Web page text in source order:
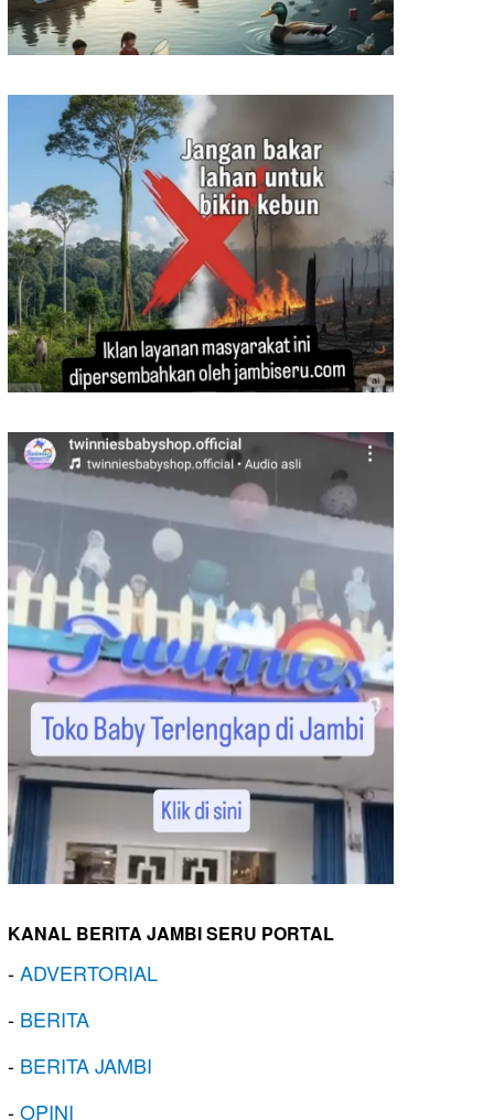
KANAL BERITA JAMBI SERU PORTAL
-ADVERTORIAL
- BERITA
- BERITA JAMBI
-OPINI